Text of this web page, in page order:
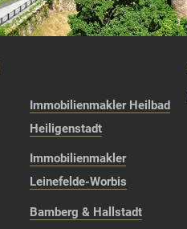
Immobilienmakler Heilbad
Heiligenstadt
Immobilienmakler
Leinefelde-Worbis
Bamberg & Hallstadt